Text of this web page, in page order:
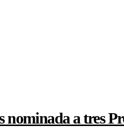
nominada a tres